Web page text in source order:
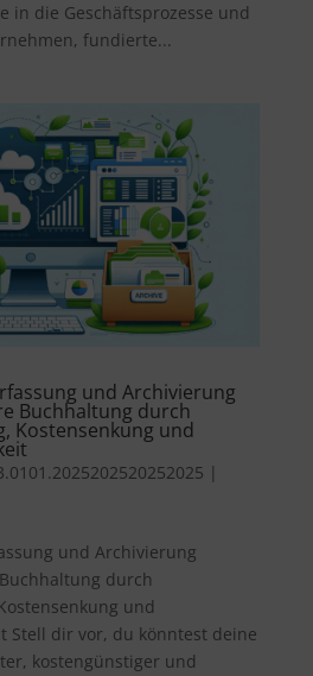
in die Geschäftsprozesse und
fundierte...
und Archivierung
Buchhaltung durch
Kostensenkung und
|
und Archivierung
durch
und
Stell dir vor, du könntest deine
kostengünstiger und